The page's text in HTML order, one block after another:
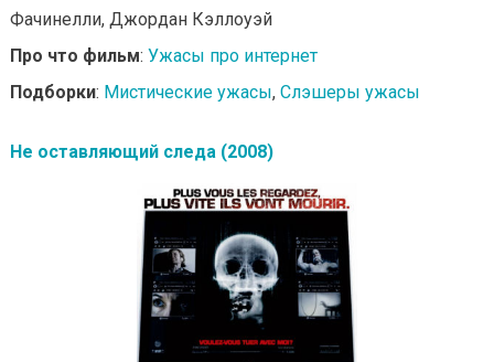
Фачинелли, Джордан Кэллоуэй
Про что фильм: Ужасы про интернет
Подборки: Мистические ужасы, Слэшеры ужасы
Не оставляющий следа (2008)